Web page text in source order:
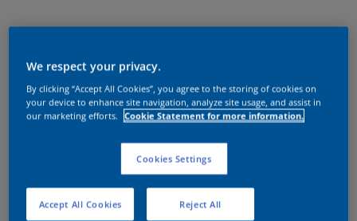
We respect your privacy.
By clicking “Accept All Cookies”, you agree to the storing of cookies on
your device to enhance site navigation, analyze site usage, and assist in
our marketing efforts.
Cookie Statement for more information.
Cookies Settings
Reject All
Accept All Cookies